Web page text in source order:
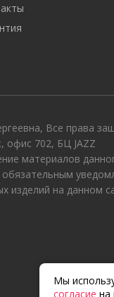
Все права
офис 702, БЦ JAZZ
материалов
изделий на данном
Мы
согласие на